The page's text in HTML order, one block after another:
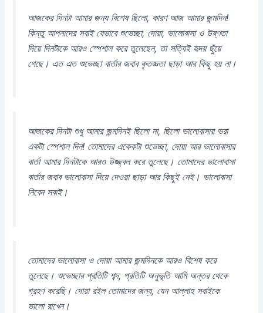
আজকের দিনটা আমার জন্য বিশেষ ছিলো, কারণ আজ আমার জন্মদিন!
কিন্তু আপনাদের সবাই যেভাবে শুভেচ্ছা, দোয়া, ভালোবাসা ও উষ্ণতা
দিয়ে দিনটাকে আরও স্পেশাল করে তুলেছেন, তা সত্যিই হৃদয় ছুঁয়ে
গেছে। এত এত শুভেচ্ছা বার্তার জবাব কৃতজ্ঞতা ছাড়া আর কিছু হয় না।
আজকের দিনটা শুধু আমার জন্মদিনই ছিলো না, ছিলো ভালোবাসায় ভরা
একটা স্পেশাল দিন! তোমাদের একেকটা শুভেচ্ছা, দোয়া আর ভালোবাসার
বার্তা আমার দিনটাকে আরও উজ্জ্বল করে তুলেছে। তোমাদের ভালোবাসা
বার্তার জবাব ভালোবাসা দিয়ে দেওয়া ছাড়া আর কিছুই নেই। ভালোবাসা
নিবেন সবাই।
তোমাদের ভালোবাসা ও দোয়া আমার জন্মদিনকে আরও বিশেষ করে
তুলেছে। শুভেচ্ছার প্রতিটি শব্দ, প্রতিটি অনুভূতি আমি অন্তর থেকে
গ্রহণ করেছি। দোয়া রইল তোমাদের জন্য, যেন আল্লাহ সবাইকে
ভালো রাখেন।